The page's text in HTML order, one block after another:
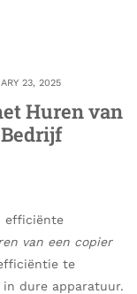
23, 2025
Huren van
efficiënte
van een copier
te
in dure apparatuur.